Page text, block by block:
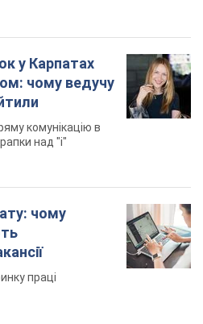
у Карпатах
чому ведучу
комунікацію в
над "і"
чому
праці